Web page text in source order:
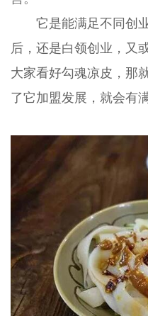
它是能满足不同创业
后，还是白领创业，又
大家看好勾魂凉皮，那
了它加盟发展，就会有